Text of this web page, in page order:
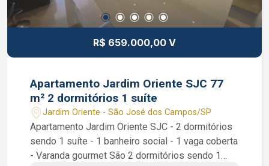
R$ 659.000,00 V
Apartamento Jardim Oriente SJC 77
m² 2 dormitórios 1 suíte
Jardim Oriente - São José dos Campos/SP
Apartamento Jardim Oriente SJC - 2 dormitórios
sendo 1 suíte - 1 banheiro social - 1 vaga coberta
- Varanda gourmet São 2 dormitórios sendo 1